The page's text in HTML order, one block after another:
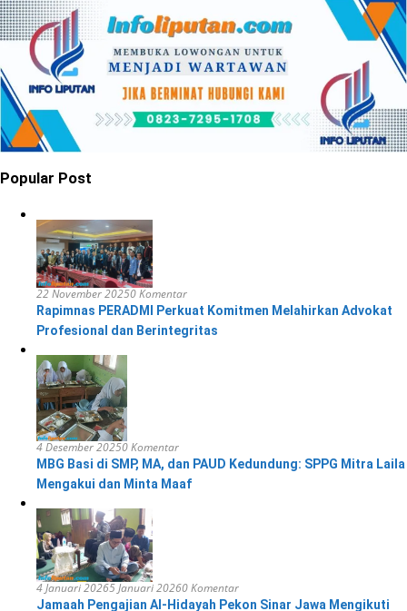
Popular Post
22 November 20250 Komentar
Rapimnas PERADMI Perkuat Komitmen Melahirkan Advokat
Profesional dan Berintegritas
4 Desember 20250 Komentar
MBG Basi di SMP, MA, dan PAUD Kedundung: SPPG Mitra Laila
Mengakui dan Minta Maaf
4 Januari 20265 Januari 20260 Komentar
Jamaah Pengajian Al-Hidayah Pekon Sinar Jawa Mengikuti